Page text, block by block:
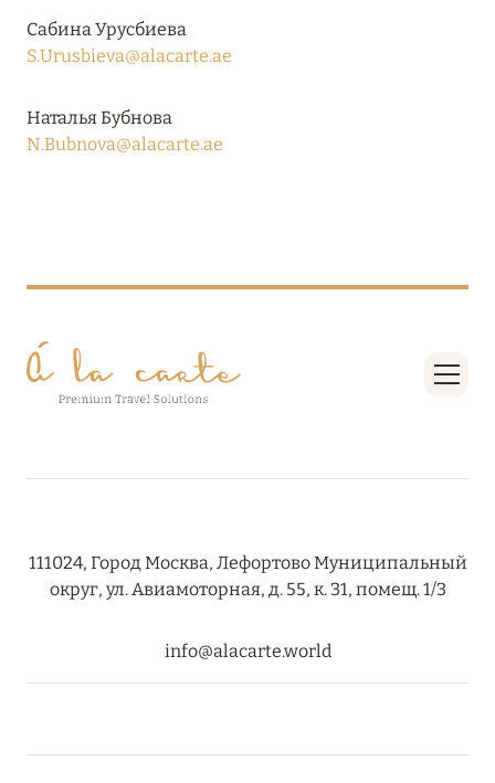
PEACEFUL WEEKEND С ВИКОЙ ГАЗИНСКОЙ В
AMANRUYA С 20-23 ИЮНЯ
Подробнее
Подробнее
23 апреля 2024
SONEVA SECRET: ДОЛГОЖДАННОЕ ОТКРЫТИЕ
MÖVENPICK RESORT KUREDHIVARU
MALDIVES: ПРОДЛЕНИЕ СПЕЦПРЕДЛОЖЕНИЙ
WALDORF ASTORIA SEYCHELLES PLATTE
Сабина Урусбиева
S.Urusbieva@alacarte.ae
Наталья Бубнова
N.Bubnova@alacarte.ae
111024, Город Москва, Лефортово Муниципальный
округ, ул. Авиамоторная, д. 55, к. 31, помещ. 1/3
info@alacarte.world